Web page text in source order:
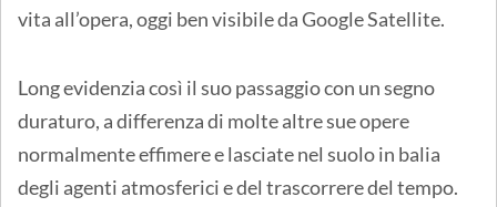
vita all’opera, oggi ben visibile da Google Satellite.
Long evidenzia così il suo passaggio con un segno
duraturo, a differenza di molte altre sue opere
normalmente effimere e lasciate nel suolo in balia
degli agenti atmosferici e del trascorrere del tempo.